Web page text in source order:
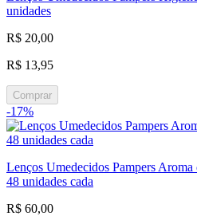
unidades
R$ 20,00
R$ 13,95
Comprar
-17%
Lenços Umedecidos Pampers
48 unidades cada
R$ 60,00